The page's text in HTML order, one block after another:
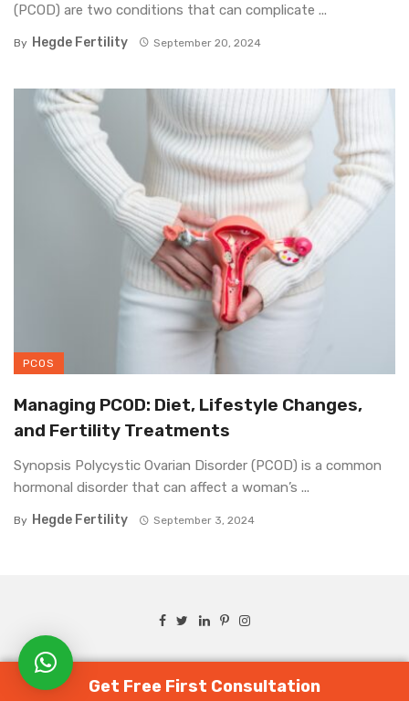
(PCOD) are two conditions that can complicate ...
By Hegde Fertility September 20, 2024
PCOS
Managing PCOD: Diet, Lifestyle Changes,
and Fertility Treatments
Synopsis Polycystic Ovarian Disorder (PCOD) is a common
hormonal disorder that can affect a woman’s ...
By Hegde Fertility September 3, 2024
Copyright © 2022 Hegde Fertility | All Rights Reserved.
Get Free First Consultation